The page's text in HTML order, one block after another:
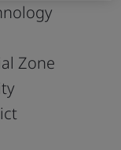
Zone